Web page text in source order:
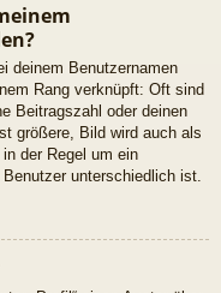
deinem Benutzernamen
Rang verknüpft: Oft sind
Beitragszahl oder deinen
größere, Bild wird auch als
der Regel um ein
unterschiedlich ist.